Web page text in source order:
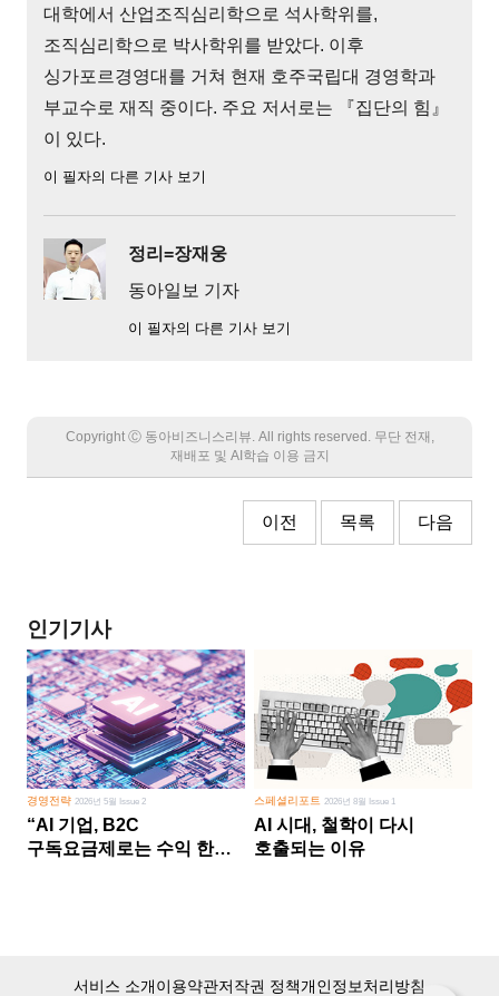
대학에서 산업조직심리학으로 석사학위를,
조직심리학으로 박사학위를 받았다. 이후
싱가포르경영대를 거쳐 현재 호주국립대 경영학과
부교수로 재직 중이다. 주요 저서로는 『집단의 힘』
이 있다.
이 필자의 다른 기사 보기
정리=장재웅
동아일보 기자
이 필자의 다른 기사 보기
Copyright Ⓒ 동아비즈니스리뷰. All rights reserved. 무단 전재,
재배포 및 AI학습 이용 금지
이전 목록 다음
인기기사
경영전략 2026년 5월 Issue 2
“AI 기업, B2C
구독요금제로는 수익 한계
스페셜리포트 2026년 8월 Issue 1
AI 시대, 철학이 다시
호출되는 이유
서비스 소개이용약관저작권 정책개인정보처리방침